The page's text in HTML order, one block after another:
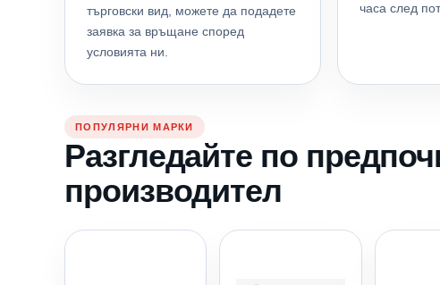
търговски вид, можете да подадете
заявка за връщане според
условията ни.
часа след
ПОПУЛЯРНИ МАРКИ
Разгледайте по
производител